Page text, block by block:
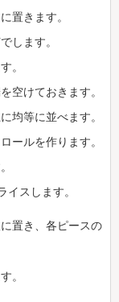
置きます。
します。
。
空けておきます。
均等に並べます。
ールを作ります。
スします。
置き、各ピースの
。